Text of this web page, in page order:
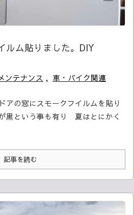
ルム貼りました。DIY
ンテナンス , 車・バイク関連
アの窓にスモークフイルムを貼り
黒という事も有り 夏はとにかく
記事を読む